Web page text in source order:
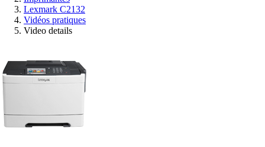
Lexmark C2132
Vidéos pratiques
Video details